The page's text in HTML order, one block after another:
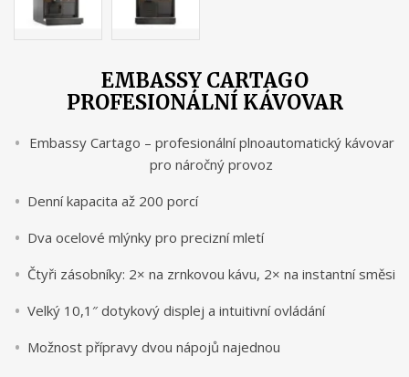
EMBASSY CARTAGO
PROFESIONÁLNÍ KÁVOVAR
Embassy Cartago – profesionální plnoautomatický kávovar
pro náročný provoz
Denní kapacita až 200 porcí
Dva ocelové mlýnky pro precizní mletí
Čtyři zásobníky: 2× na zrnkovou kávu, 2× na instantní směsi
Velký 10,1″ dotykový displej a intuitivní ovládání
Možnost přípravy dvou nápojů najednou